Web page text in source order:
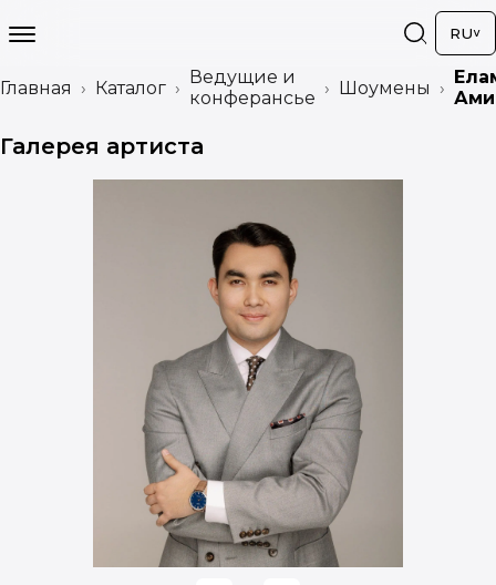
RU
Главная Каталог
Ведущие и
конферансье
Шоумены
Галерея артиста